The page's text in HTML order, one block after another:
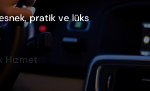
pratik ve lüks
Hizmet